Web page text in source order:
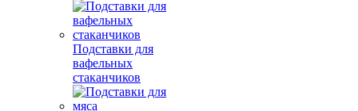
Подставки для
вафельных
стаканчиков